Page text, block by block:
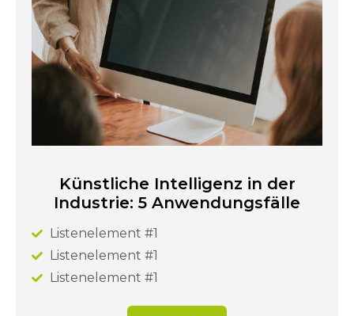
Künstliche Intelligenz in der
Industrie: 5 Anwendungsfälle
Listenelement #1
Listenelement #1
Listenelement #1